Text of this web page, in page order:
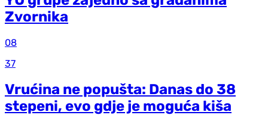
Zvornika
08
37
Vrućina ne popušta: Danas do 38
stepeni, evo gdje je moguća kiša